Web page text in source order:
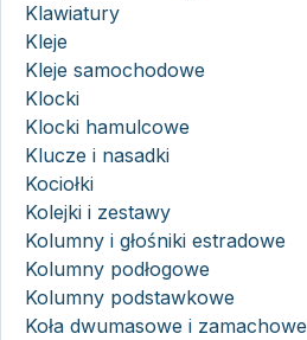
Klawiatury
Kleje
Kleje samochodowe
Klocki
Klocki hamulcowe
Klucze i nasadki
Kociołki
Kolejki i zestawy
Kolumny i głośniki estradowe
Kolumny podłogowe
Kolumny podstawkowe
Koła dwumasowe i zamachowe